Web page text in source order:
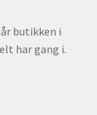
butikken i
har gang i.